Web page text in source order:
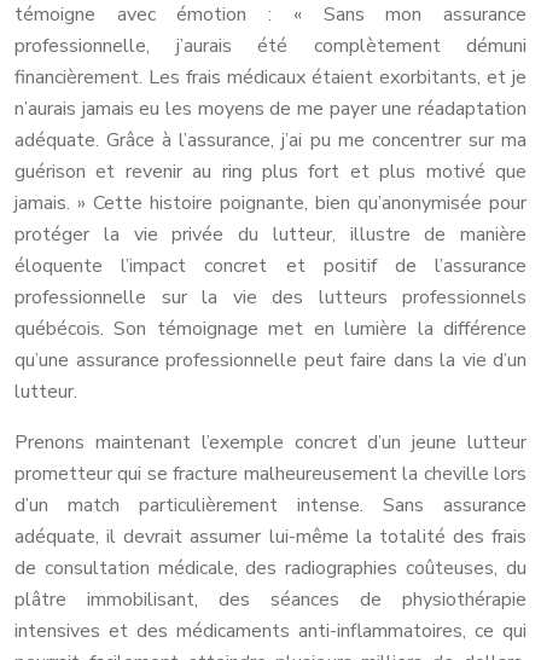
témoigne avec émotion : « Sans mon assurance
professionnelle, j’aurais été complètement démuni
financièrement. Les frais médicaux étaient exorbitants, et je
n’aurais jamais eu les moyens de me payer une réadaptation
adéquate. Grâce à l’assurance, j’ai pu me concentrer sur ma
guérison et revenir au ring plus fort et plus motivé que
jamais. » Cette histoire poignante, bien qu’anonymisée pour
protéger la vie privée du lutteur, illustre de manière
éloquente l’impact concret et positif de l’assurance
professionnelle sur la vie des lutteurs professionnels
québécois. Son témoignage met en lumière la différence
qu’une assurance professionnelle peut faire dans la vie d’un
lutteur.
Prenons maintenant l’exemple concret d’un jeune lutteur
prometteur qui se fracture malheureusement la cheville lors
d’un match particulièrement intense. Sans assurance
adéquate, il devrait assumer lui-même la totalité des frais
de consultation médicale, des radiographies coûteuses, du
plâtre immobilisant, des séances de physiothérapie
intensives et des médicaments anti-inflammatoires, ce qui